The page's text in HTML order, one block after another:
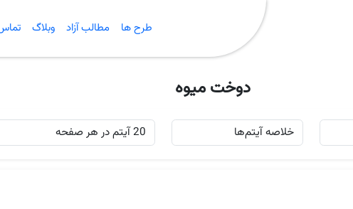
طرح ها مطالب آزاد وبلاگ
دوخت میوه